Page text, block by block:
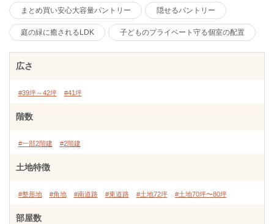
まとめ買い安心大容量パントリー 隠せるパントリー
庭の緑に癒されるLDK 子どものプライベート守る個室の配置
広さ
#39坪～42坪 #41坪
階数
#一部2階建 #2階建
土地特徴
#整形地 #角地 #南道路 #東道路 #土地72坪 #土地70坪〜80坪
部屋数